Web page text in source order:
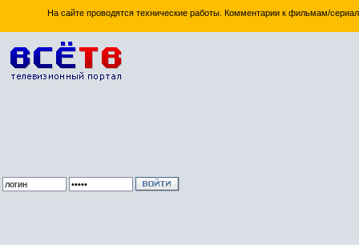
На сайте проводятся технические работы. Комментарии к фильмам/